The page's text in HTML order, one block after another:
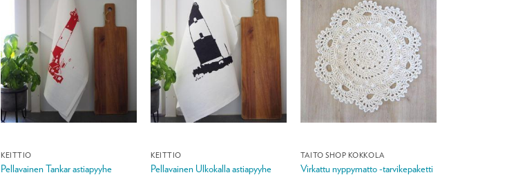
KEITTIÖ
Pellavainen Tankar astiapyyhe
KEITTIÖ
Pellavainen Ulkokalla astiapyyhe
TAITO SHOP KOKKOLA
Virkattu nyppymatto -tarvikepaketti